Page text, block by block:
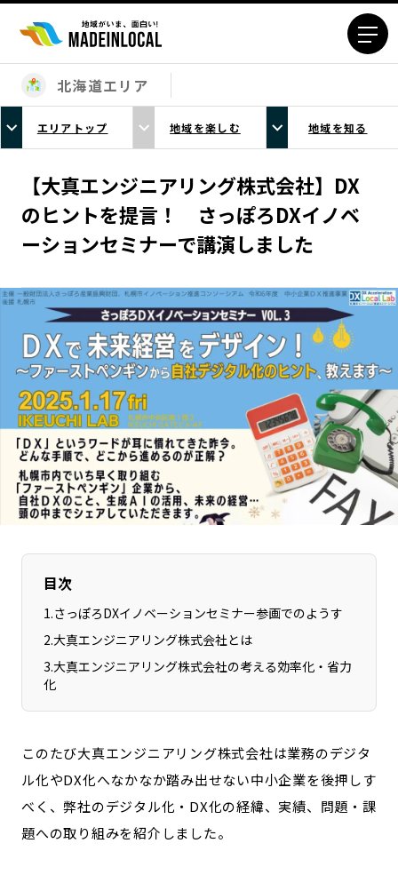
エリアから探す
北海道エリア
青森エリア
岩手エリア
宮城エリア
秋田エリア
山形エリア
福島エリア
茨城エリア
栃木エリア
群馬エリア
埼玉エリア
千葉エリア
東京23区エリア
多摩エリア
神奈川エリア
新潟エリア
富山エリア
石川エリア
福井エリア
長野エリア
岐阜エリア
静岡エリア
愛知エリア
三重エリア
京都エリア
大阪市エリア
堺・泉州エリア
河内エリア
兵庫エリア
奈良エリア
鳥取エリア
島根エリア
岡山エリア
広島エリア
山口エリア
徳島エリア
香川エリア
佐賀エリア
長崎エリア
熊本エリア
大分エリア
宮崎エリア
鹿児島エリア
沖縄エリア
北海道エリア
エリアトップ 地域を楽しむ 地域を知る
【大真エンジニアリング株式会社】DX
のヒントを提言！ さっぽろDXイノベ
ーションセミナーで講演しました
目次
1.さっぽろDXイノベーションセミナー参画でのようす
2.大真エンジニアリング株式会社とは
3.大真エンジニアリング株式会社の考える効率化・省力
化
このたび大真エンジニアリング株式会社は業務のデジタ
ル化やDX化へなかなか踏み出せない中小企業を後押しす
べく、弊社のデジタル化・DX化の経緯、実績、問題・課
題への取り組みを紹介しました。